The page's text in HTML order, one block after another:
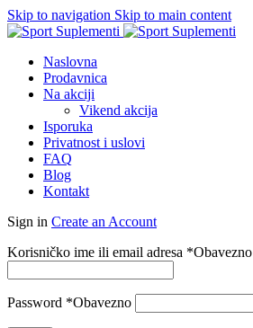
Skip to navigation Skip to main content
Naslovna
Prodavnica
Na akciji
Vikend akcija
Isporuka
Privatnost i uslovi
FAQ
Blog
Kontakt
Sign in Create an Account
Korisničko ime ili email adresa *Obavezno
Password *Obavezno